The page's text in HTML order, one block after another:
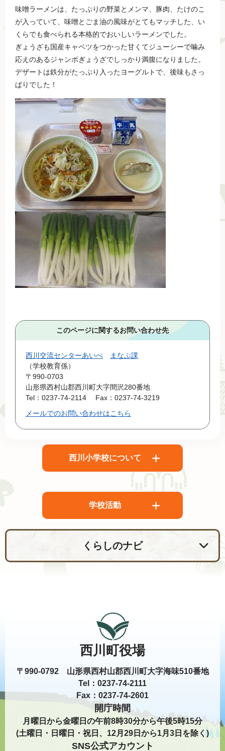
味噌ラーメンは、たっぷりの野菜とメンマ、豚肉、たけのこ
が入っていて、味噌とごま油の風味がとてもマッチした、い
くらでも食べられる本格的でおいしいラーメンでした。
ぎょうざも国産キャベツをつかった甘くてジューシーで噛み
応えのあるジャンボぎょうざでしっかり満腹になりました。
デザートは鉄分がたっぷり入ったヨーグルトで、後味もさっ
ぱりでした！
このページに関するお問い合わせ先
西川交流センターあいべ
まなぶ課
学校教育係
〒990-0703
山形県西村山郡西川町大字間沢280番地
Tel：0237-74-2114
Fax：0237-74-3219
メールでのお問い合わせはこちら
西川小学校について
学校活動
くらしのナビ
西川町役場
〒990-0792 山形県西村山郡西川町大字海味510番地
Tel：0237-74-2111
Fax：0237-74-2601
開庁時間
月曜日から金曜日の午前8時30分から午後5時15分
(土曜日・日曜日・祝日、12月29日から1月3日を除く)
SNS公式アカウント